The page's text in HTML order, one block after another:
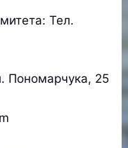
Тел.
Пономарчука, 25